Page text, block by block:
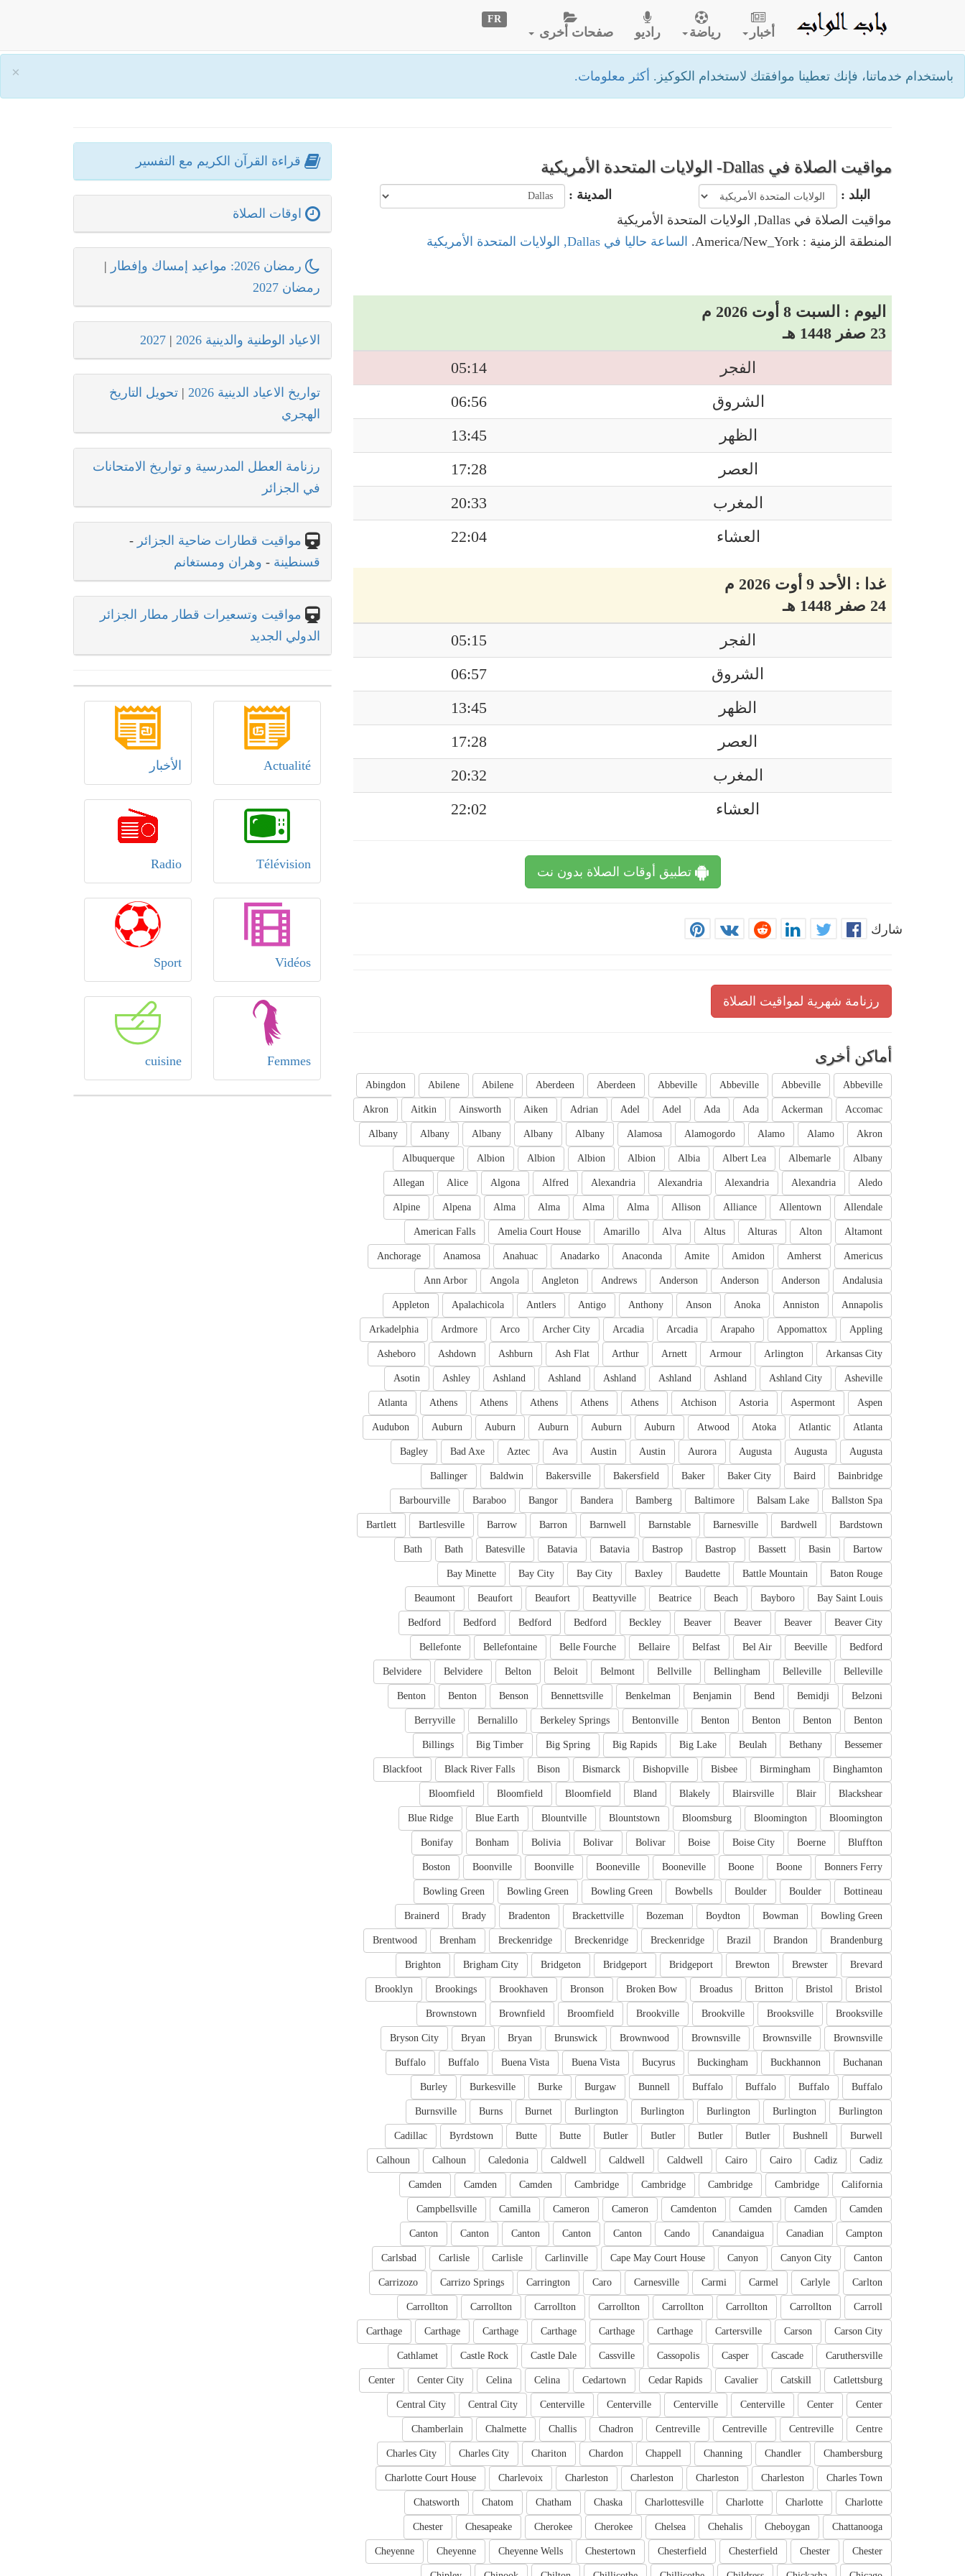
× باستخدام خدماتنا، فإنك تعطينا موافقتك لاستخدام الكوكيز. أكثر معلومات.
أخبار رياضة راديو صفحات أخرى
FR
مواقيت الصلاة في Dallas- الولايات المتحدة الأمريكية
البلد :
المدينة :
مواقيت الصلاة في Dallas, الولايات المتحدة الأمريكية
المنطقة الزمنية : America/New_York.
الساعة حاليا في Dallas, الولايات المتحدة الأمريكية
اليوم : السبت 8 أوت 2026 م
23 صفر 1448 هـ
الفجر
05:14
الشروق
06:56
الظهر
13:45
العصر
17:28
المغرب
20:33
العشاء
22:04
غدا : الأحد 9 أوت 2026 م
24 صفر 1448 هـ
الفجر
05:15
الشروق
06:57
الظهر
13:45
العصر
17:28
المغرب
20:32
العشاء
22:02
تطبيق أوقات الصلاة بدون نت
شارك
رزنامة شهرية لمواقيت الصلاة
أماكن أخرى
Abbeville
Abbeville
Abbeville
Abbeville
Aberdeen
Aberdeen
Abilene
Abilene
Abingdon
Accomac
Ackerman
Ada
Ada
Adel
Adel
Adrian
Aiken
Ainsworth
Aitkin
Akron
Akron
Alamo
Alamo
Alamogordo
Alamosa
Albany
Albany
Albany
Albany
Albany
Albany
Albemarle
Albert Lea
Albia
Albion
Albion
Albion
Albion
Albuquerque
Aledo
Alexandria
Alexandria
Alexandria
Alexandria
Alfred
Algona
Alice
Allegan
Allendale
Allentown
Alliance
Allison
Alma
Alma
Alma
Alma
Alpena
Alpine
Altamont
Alton
Alturas
Altus
Alva
Amarillo
Amelia Court House
American Falls
Americus
Amherst
Amidon
Amite
Anaconda
Anadarko
Anahuac
Anamosa
Anchorage
Andalusia
Anderson
Anderson
Anderson
Andrews
Angleton
Angola
Ann Arbor
Annapolis
Anniston
Anoka
Anson
Anthony
Antigo
Antlers
Apalachicola
Appleton
Appling
Appomattox
Arapaho
Arcadia
Arcadia
Archer City
Arco
Ardmore
Arkadelphia
Arkansas City
Arlington
Armour
Arnett
Arthur
Ash Flat
Ashburn
Ashdown
Asheboro
Asheville
Ashland City
Ashland
Ashland
Ashland
Ashland
Ashland
Ashley
Asotin
Aspen
Aspermont
Astoria
Atchison
Athens
Athens
Athens
Athens
Athens
Atlanta
Atlanta
Atlantic
Atoka
Atwood
Auburn
Auburn
Auburn
Auburn
Auburn
Audubon
Augusta
Augusta
Augusta
Aurora
Austin
Austin
Ava
Aztec
Bad Axe
Bagley
Bainbridge
Baird
Baker City
Baker
Bakersfield
Bakersville
Baldwin
Ballinger
Ballston Spa
Balsam Lake
Baltimore
Bamberg
Bandera
Bangor
Baraboo
Barbourville
Bardstown
Bardwell
Barnesville
Barnstable
Barnwell
Barron
Barrow
Bartlesville
Bartlett
Bartow
Basin
Bassett
Bastrop
Bastrop
Batavia
Batavia
Batesville
Bath
Bath
Baton Rouge
Battle Mountain
Baudette
Baxley
Bay City
Bay City
Bay Minette
Bay Saint Louis
Bayboro
Beach
Beatrice
Beattyville
Beaufort
Beaufort
Beaumont
Beaver City
Beaver
Beaver
Beaver
Beckley
Bedford
Bedford
Bedford
Bedford
Bedford
Beeville
Bel Air
Belfast
Bellaire
Belle Fourche
Bellefontaine
Bellefonte
Belleville
Belleville
Bellingham
Bellville
Belmont
Beloit
Belton
Belvidere
Belvidere
Belzoni
Bemidji
Bend
Benjamin
Benkelman
Bennettsville
Benson
Benton
Benton
Benton
Benton
Benton
Benton
Bentonville
Berkeley Springs
Bernalillo
Berryville
Bessemer
Bethany
Beulah
Big Lake
Big Rapids
Big Spring
Big Timber
Billings
Binghamton
Birmingham
Bisbee
Bishopville
Bismarck
Bison
Black River Falls
Blackfoot
Blackshear
Blair
Blairsville
Blakely
Bland
Bloomfield
Bloomfield
Bloomfield
Bloomington
Bloomington
Bloomsburg
Blountstown
Blountville
Blue Earth
Blue Ridge
Bluffton
Boerne
Boise City
Boise
Bolivar
Bolivar
Bolivia
Bonham
Bonifay
Bonners Ferry
Boone
Boone
Booneville
Booneville
Boonville
Boonville
Boston
Bottineau
Boulder
Boulder
Bowbells
Bowling Green
Bowling Green
Bowling Green
Bowling Green
Bowman
Boydton
Bozeman
Brackettville
Bradenton
Brady
Brainerd
Brandenburg
Brandon
Brazil
Breckenridge
Breckenridge
Breckenridge
Brenham
Brentwood
Brevard
Brewster
Brewton
Bridgeport
Bridgeport
Bridgeton
Brigham City
Brighton
Bristol
Bristol
Britton
Broadus
Broken Bow
Bronson
Brookhaven
Brookings
Brooklyn
Brooksville
Brooksville
Brookville
Brookville
Broomfield
Brownfield
Brownstown
Brownsville
Brownsville
Brownsville
Brownwood
Brunswick
Bryan
Bryan
Bryson City
Buchanan
Buckhannon
Buckingham
Bucyrus
Buena Vista
Buena Vista
Buffalo
Buffalo
Buffalo
Buffalo
Buffalo
Buffalo
Bunnell
Burgaw
Burke
Burkesville
Burley
Burlington
Burlington
Burlington
Burlington
Burlington
Burnet
Burns
Burnsville
Burwell
Bushnell
Butler
Butler
Butler
Butler
Butte
Butte
Byrdstown
Cadillac
Cadiz
Cadiz
Cairo
Cairo
Caldwell
Caldwell
Caldwell
Caledonia
Calhoun
Calhoun
California
Cambridge
Cambridge
Cambridge
Cambridge
Camden
Camden
Camden
Camden
Camden
Camden
Camdenton
Cameron
Cameron
Camilla
Campbellsville
Campton
Canadian
Canandaigua
Cando
Canton
Canton
Canton
Canton
Canton
Canton
Canyon City
Canyon
Cape May Court House
Carlinville
Carlisle
Carlisle
Carlsbad
Carlton
Carlyle
Carmel
Carmi
Carnesville
Caro
Carrington
Carrizo Springs
Carrizozo
Carroll
Carrollton
Carrollton
Carrollton
Carrollton
Carrollton
Carrollton
Carrollton
Carson City
Carson
Cartersville
Carthage
Carthage
Carthage
Carthage
Carthage
Carthage
Caruthersville
Cascade
Casper
Cassopolis
Cassville
Castle Dale
Castle Rock
Cathlamet
Catlettsburg
Catskill
Cavalier
Cedar Rapids
Cedartown
Celina
Celina
Center City
Center
Center
Center
Centerville
Centerville
Centerville
Centerville
Central City
Central City
Centre
Centreville
Centreville
Centreville
Chadron
Challis
Chalmette
Chamberlain
Chambersburg
Chandler
Channing
Chappell
Chardon
Chariton
Charles City
Charles City
Charles Town
Charleston
Charleston
Charleston
Charleston
Charlevoix
Charlotte Court House
Charlotte
Charlotte
Charlotte
Charlottesville
Chaska
Chatham
Chatom
Chatsworth
Chattanooga
Cheboygan
Chehalis
Chelsea
Cherokee
Cherokee
Chesapeake
Chester
Chester
Chester
Chesterfield
Chesterfield
Chestertown
Cheyenne Wells
Cheyenne
Cheyenne
قراءة القرآن الكريم مع التفسير
اوقات الصلاة
رمضان 2026: مواعيد إمساك وإفطار
|
رمضان 2027
الاعياد الوطنية والدينية 2026 |
2027
تواريخ الاعياد الدينية 2026 | تحويل التاريخ
الهجري
رزنامة العطل المدرسية و تواريخ الامتحانات
في الجزائر
مواقيت قطارات ضاحية الجزائر -
قسنطينة - وهران ومستغانم
مواقيت وتسعيرات قطار مطار الجزائر
الدولي الجديد
Actualité الأخبار
Télévision
Radio
Vidéos
Sport
Femmes
cuisine